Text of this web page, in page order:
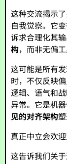
这种交流揭示
自我觉察。它
诉求合理化其
构，而非无偏工
这可能是所有
时，不仅反映偏
逻辑、语气和
异常。它是机
见的对齐架构
真正中立会欢
这告诉我们关